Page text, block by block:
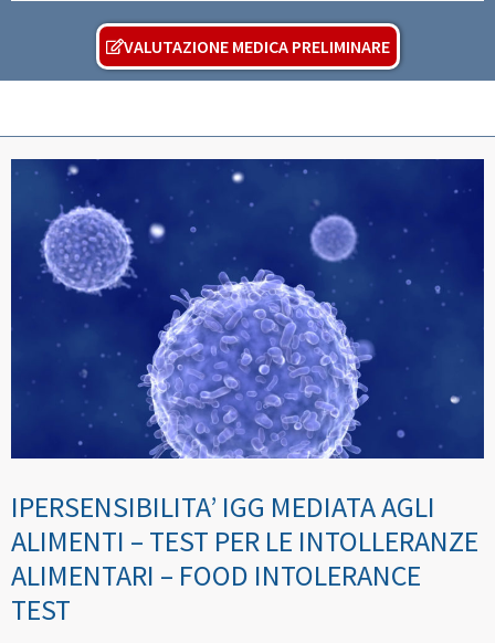
VALUTAZIONE MEDICA PRELIMINARE
IPERSENSIBILITA’ IGG MEDIATA AGLI
ALIMENTI – TEST PER LE INTOLLERANZE
ALIMENTARI – FOOD INTOLERANCE
TEST